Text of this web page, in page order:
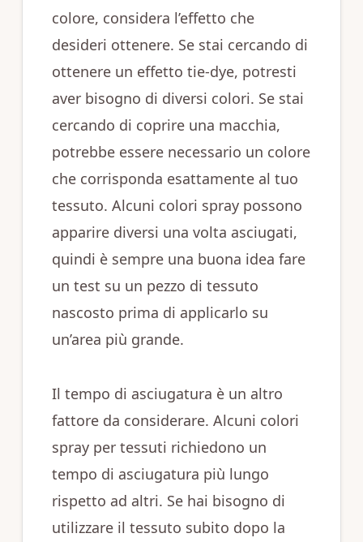
colore, considera l’effetto che
desideri ottenere. Se stai cercando di
ottenere un effetto tie-dye, potresti
aver bisogno di diversi colori. Se stai
cercando di coprire una macchia,
potrebbe essere necessario un colore
che corrisponda esattamente al tuo
tessuto. Alcuni colori spray possono
apparire diversi una volta asciugati,
quindi è sempre una buona idea fare
un test su un pezzo di tessuto
nascosto prima di applicarlo su
un’area più grande.
Il tempo di asciugatura è un altro
fattore da considerare. Alcuni colori
spray per tessuti richiedono un
tempo di asciugatura più lungo
rispetto ad altri. Se hai bisogno di
utilizzare il tessuto subito dopo la